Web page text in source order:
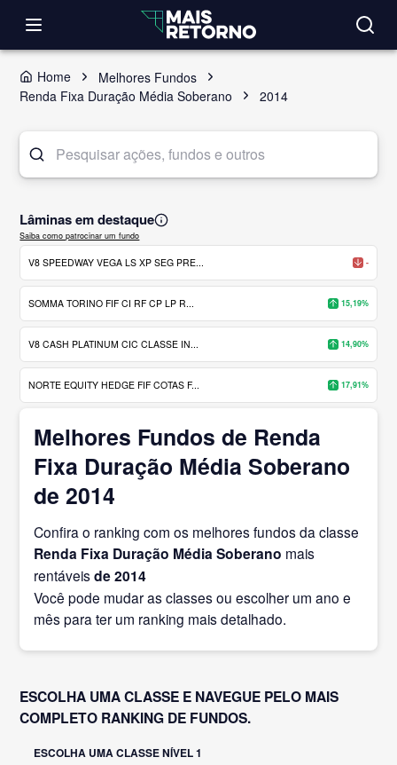
Home
Melhores Fundos
Renda Fixa Duração Média Soberano
2014
Lâminas em destaque
Saiba como patrocinar um fundo
V8 SPEEDWAY VEGA LS XP SEG PRE... -
SOMMA TORINO FIF CI RF CP LP R... 15,19%
V8 CASH PLATINUM CIC CLASSE IN... 14,90%
NORTE EQUITY HEDGE FIF COTAS F... 17,91%
Melhores Fundos de Renda
Fixa Duração Média Soberano
de 2014
Confira o ranking com os melhores fundos da classe
Renda Fixa Duração Média Soberano mais
rentáveisde 2014
Você pode mudar as classes ou escolher um ano e
mês para ter um ranking mais detalhado.
ESCOLHA UMA CLASSE E NAVEGUE PELO MAIS
COMPLETO RANKING DE FUNDOS.
ESCOLHA UMA CLASSE NÍVEL 1